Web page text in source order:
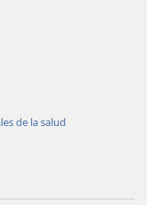
de la salud